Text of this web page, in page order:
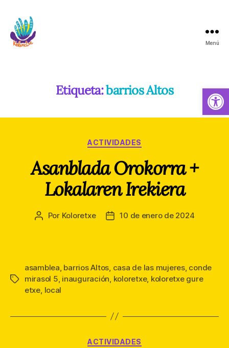
Abrir barra de herramientas
Menú
Etiqueta:barrios Altos
Categorías
ACTIVIDADES
Asanblada Orokorra +
Lokalaren Irekiera
Autor
Por Koloretxe
Fecha10 de enero de 2024
Etiquetas
asamblea barrios Altos casa de las mujeres, conde
mirasol 5 inauguración koloretxe, koloretxe gure
etxe local
Categorías
ACTIVIDADES